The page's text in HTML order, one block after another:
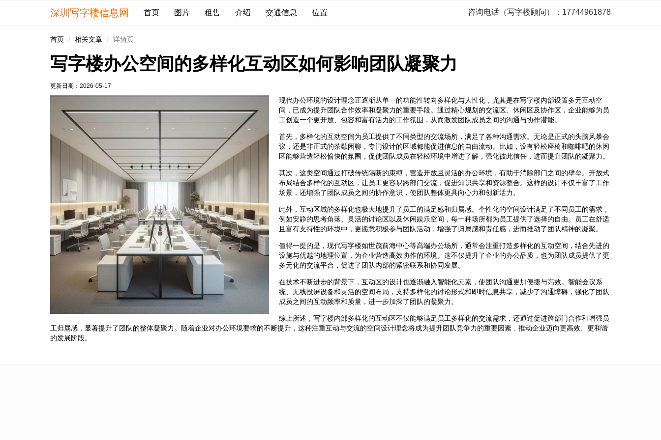
深圳写字楼信息网 首页 图片 租售 介绍 交通信息 位置 咨询电话（写字楼顾问）：17744961878
首页 相关文章 详情页
写字楼办公空间的多样化互动区如何影响团队凝聚力
更新日期： 2026-05-17
现代办公环境的设计理念正逐渐从单一的功能性转向多样化与人性化，尤其是在写字楼内部设置多元互动空
间，已成为提升团队合作效率和凝聚力的重要手段。通过精心规划的交流区、休闲区及协作区，企业能够为员
工创造一个更开放、包容和富有活力的工作氛围，从而激发团队成员之间的沟通与协作潜能。
首先，多样化的互动空间为员工提供了不同类型的交流场所，满足了各种沟通需求。无论是正式的头脑风暴会
议，还是非正式的茶歇闲聊，专门设计的区域都能促进信息的自由流动。比如，设有轻松座椅和咖啡吧的休闲
区能够营造轻松愉快的氛围，促使团队成员在轻松环境中增进了解，强化彼此信任，进而提升团队的凝聚力。
其次，这类空间通过打破传统隔断的束缚，营造开放且灵活的办公环境，有助于消除部门之间的壁垒。开放式
布局结合多样化的互动区，让员工更容易跨部门交流，促进知识共享和资源整合。这样的设计不仅丰富了工作
场景，还增强了团队成员之间的协作意识，使团队整体更具向心力和创新活力。
此外，互动区域的多样化也极大地提升了员工的满足感和归属感。个性化的空间设计满足了不同员工的需求，
例如安静的思考角落、灵活的讨论区以及休闲娱乐空间，每一种场所都为员工提供了选择的自由。员工在舒适
且富有支持性的环境中，更愿意积极参与团队活动，增强了归属感和责任感，进而推动了团队精神的凝聚。
值得一提的是，现代写字楼如世茂前海中心等高端办公场所，通常会注重打造多样化的互动空间，结合先进的
设施与优越的地理位置，为企业营造高效协作的环境。这不仅提升了企业的办公品质，也为团队成员提供了更
多元化的交流平台，促进了团队内部的紧密联系和协同发展。
在技术不断进步的背景下，互动区的设计也逐渐融入智能化元素，使团队沟通更加便捷与高效。智能会议系
统、无线投屏设备和灵活的空间布局，支持多样化的讨论形式和即时信息共享，减少了沟通障碍，强化了团队
成员之间的互动频率和质量，进一步加深了团队的凝聚力。
综上所述，写字楼内部多样化的互动区不仅能够满足员工多样化的交流需求，还通过促进跨部门合作和增强员
工归属感，显著提升了团队的整体凝聚力。随着企业对办公环境要求的不断提升，这种注重互动与交流的空间设计理念将成为提升团队竞争力的重要因素，推动企业迈向更高效、更和谐
的发展阶段。